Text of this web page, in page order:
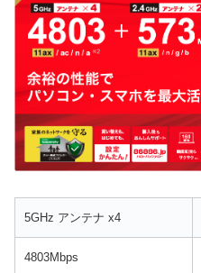
5GHz アンテナ x4
4803Mbps